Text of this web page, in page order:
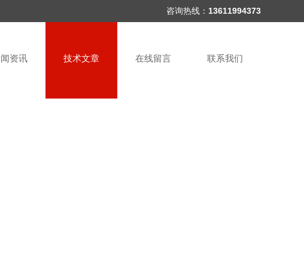
咨询热线： 13611994373
资讯 技术文章 在线留言 联系我们